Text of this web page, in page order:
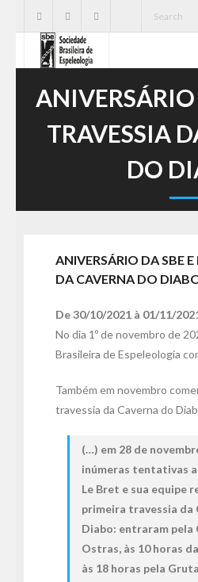
Cavernas
Serviços
ANIVERSÁRIO
TRAVESSIA
DO
ANIVERSÁRIO DA SBE
DA CAVERNA DO
De30/10/2021 à 01/11/
No dia 1º de novembro de
Brasileira de Espeleologia
Também em novembro
travessia da Caverna do
(…) em 28 de
inúmeras tentativas
Le Bret e sua equipe
primeira travessia da
Diabo: entraram pela
Ostras, às 10 horas
às 18 horas pela